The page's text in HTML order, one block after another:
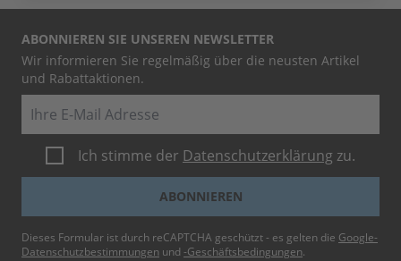
ABONNIEREN SIE UNSEREN NEWSLETTER
Wir informieren Sie regelmäßig über die neusten Artikel
und Rabattaktionen.
Ich stimme der Datenschutzerklärung zu.
ABONNIEREN
Dieses Formular ist durch reCAPTCHA geschützt - es gelten die Google-
Datenschutzbestimmungen und -Geschäftsbedingungen.